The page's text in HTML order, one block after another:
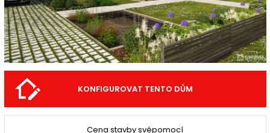
KONFIGUROVAT TENTO DŮM
Cena stavby svépomocí